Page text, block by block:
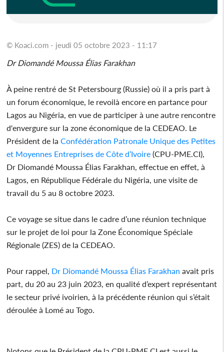
© Koaci.com - jeudi 05 octobre 2023 - 11:17
Dr Diomandé Moussa Élias Farakhan
À peine rentré de St Petersbourg (Russie) où il a pris part à
un forum économique, le revoilà encore en partance pour
Lagos au Nigéria, en vue de participer à une autre rencontre
d'envergure sur la zone économique de la CEDEAO. Le
Président de laConfédération Patronale Unique des Petites
et Moyennes Entreprises de Côte d’Ivoire (CPU-PME.CI),
Dr Diomandé Moussa Élias Farakhan, effectue en effet, à
Lagos, en République Fédérale du Nigéria, une visite de
travail du 5 au 8 octobre 2023.
Ce voyage se situe dans le cadre d’une réunion technique
sur le projet de loi pour la Zone Économique Spéciale
Régionale (ZES) de la CEDEAO.
Pour rappel, Dr Diomandé Moussa Élias Farakhan avait pris
part, du 20 au 23 juin 2023, en qualité d’expert représentant
le secteur privé ivoirien, à la précédente réunion qui s’était
déroulée à Lomé au Togo.